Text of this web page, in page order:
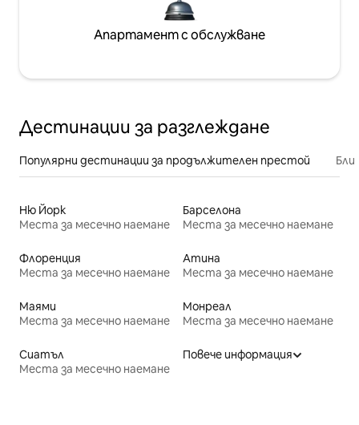
Апартамент с обслужване
Дестинации за разглеждане
Популярни дестинации за продължителен престой
Ню Йорк
Места за месечно наемане
Барселона
Места за месечно наемане
Флоренция
Места за месечно наемане
Атина
Места за месечно наемане
Маями
Места за месечно наемане
Монреал
Места за месечно наемане
Сиатъл
Места за месечно наемане
Повече информация